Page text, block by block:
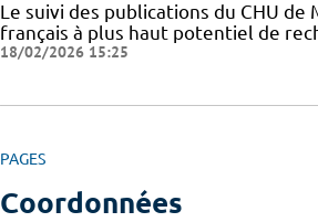
Le suivi des publications du CHU
français à plus haut potentiel de
18/02/2026 15:25
PAGES
Coordonnées